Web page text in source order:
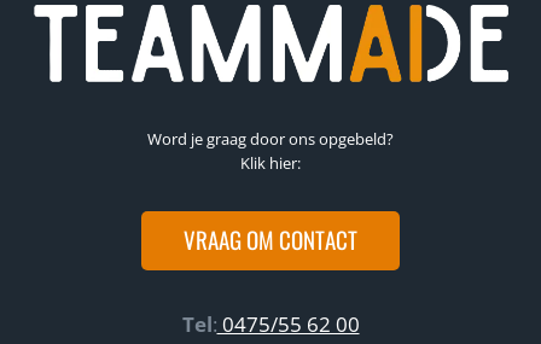
Word je graag door ons opgebeld?
Klik hier:
VRAAG OM CONTACT
Tel: 0475/55 62 00